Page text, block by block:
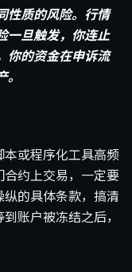
性质的风险。行情
一旦触发，你连止
你的资金在申诉流
或程序化工具高频
约上交易，一定要
的具体条款，搞清
账户被冻结之后，